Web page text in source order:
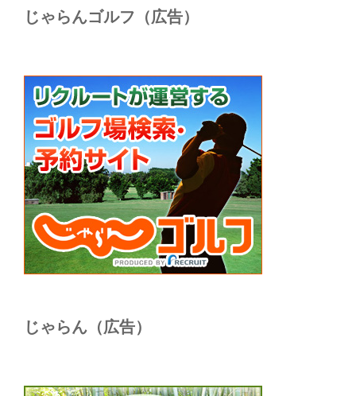
じゃらんゴルフ（広告）
じゃらん（広告）